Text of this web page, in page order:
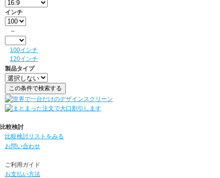
インチ
～
100インチ
120インチ
製品タイプ
比較検討
比較検討リストをみる
お問い合わせ
ご利用ガイド
お支払い方法